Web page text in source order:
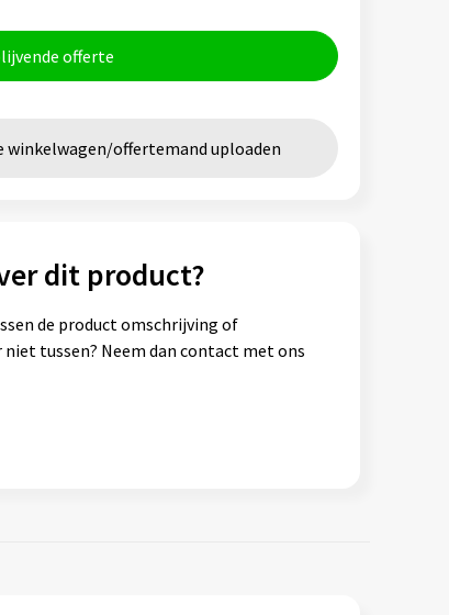
offerte
winkelwagen/offertemand uploaden
dit product?
de product omschrijving of
tussen? Neem dan contact met ons